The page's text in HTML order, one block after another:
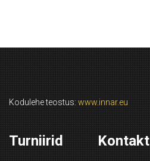
Kodulehe teostus: www.innar.eu
Turniirid Kontakt